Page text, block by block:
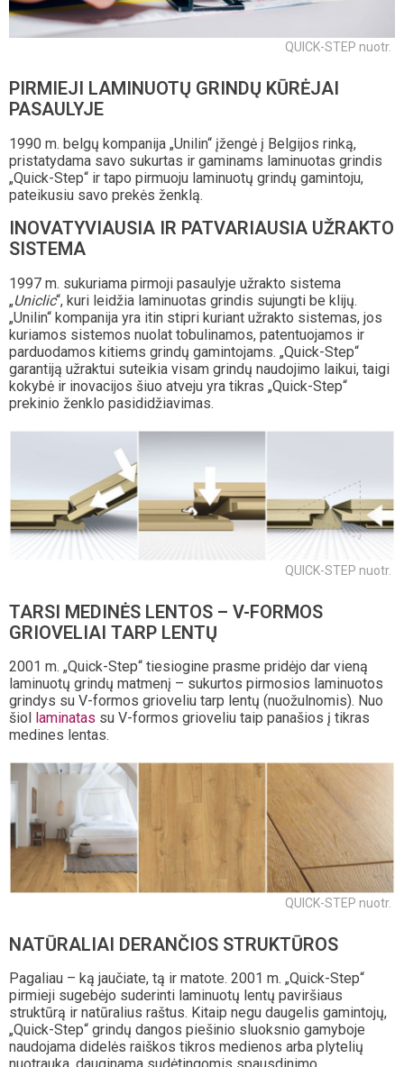
QUICK-STEP nuotr.
PIRMIEJI LAMINUOTŲ GRINDŲ KŪRĖJAI
PASAULYJE
1990 m. belgų kompanija „Unilin“ įžengė į Belgijos rinką,
pristatydama savo sukurtas ir gaminams laminuotas grindis
„Quick-Step“ ir tapo pirmuoju laminuotų grindų gamintoju,
pateikusiu savo prekės ženklą.
INOVATYVIAUSIA IR PATVARIAUSIA UŽRAKTO
SISTEMA
1997 m. sukuriama pirmoji pasaulyje užrakto sistema
„Uniclic“, kuri leidžia laminuotas grindis sujungti be klijų.
„Unilin“ kompanija yra itin stipri kuriant užrakto sistemas, jos
kuriamos sistemos nuolat tobulinamos, patentuojamos ir
parduodamos kitiems grindų gamintojams. „Quick-Step“
garantiją užraktui suteikia visam grindų naudojimo laikui, taigi
kokybė ir inovacijos šiuo atveju yra tikras „Quick-Step“
prekinio ženklo pasididžiavimas.
QUICK-STEP nuotr.
TARSI MEDINĖS LENTOS – V-FORMOS
GRIOVELIAI TARP LENTŲ
2001 m. „Quick-Step“ tiesiogine prasme pridėjo dar vieną
laminuotų grindų matmenį – sukurtos pirmosios laminuotos
grindys su V-formos grioveliu tarp lentų (nuožulnomis). Nuo
šiol
laminatas su V-formos grioveliu taip panašios į tikras
medines lentas.
QUICK-STEP nuotr.
NATŪRALIAI DERANČIOS STRUKTŪROS
Pagaliau – ką jaučiate, tą ir matote. 2001 m. „Quick-Step“
pirmieji sugebėjo suderinti laminuotų lentų paviršiaus
struktūrą ir natūralius raštus. Kitaip negu daugelis gamintojų,
„Quick-Step“ grindų dangos piešinio sluoksnio gamyboje
naudojama didelės raiškos tikros medienos arba plytelių